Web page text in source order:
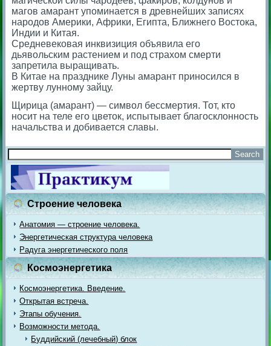
магов амарант упоминается в древнейших записях
народов Америки, Африки, Египта, Ближнего Востока,
Индии и Китая.
Средневековая инквизиция объявила его
дьявольским растением и под страхом смерти
запретила выращивать.
В Китае на празднике Луны амарант приносился в
жертву лунному зайцу.
Щирица (амарант) — символ бессмертия. Тот, кто
носит на теле его цветок, испытывает благосклонность
начальства и добивается славы.
Строение человека
Анатомия — строение человека.
Энергетическая структура человека
Радуга энергетического поля
Космоэнергетика
Космоэнергетика. Введение.
Открытая встреча.
Этапы обучения.
Возможности метода.
Буддийский (лечебный) блок